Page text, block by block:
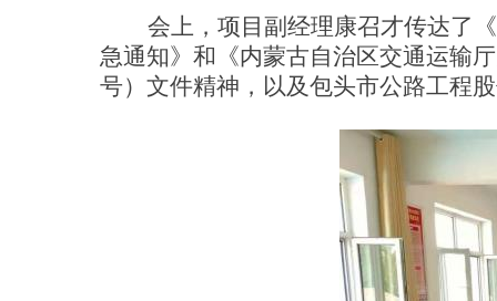
会上，项目副经理康召才传达了
急通知》和《内蒙古自治区交通运输
号）文件精神，以及包头市公路工程